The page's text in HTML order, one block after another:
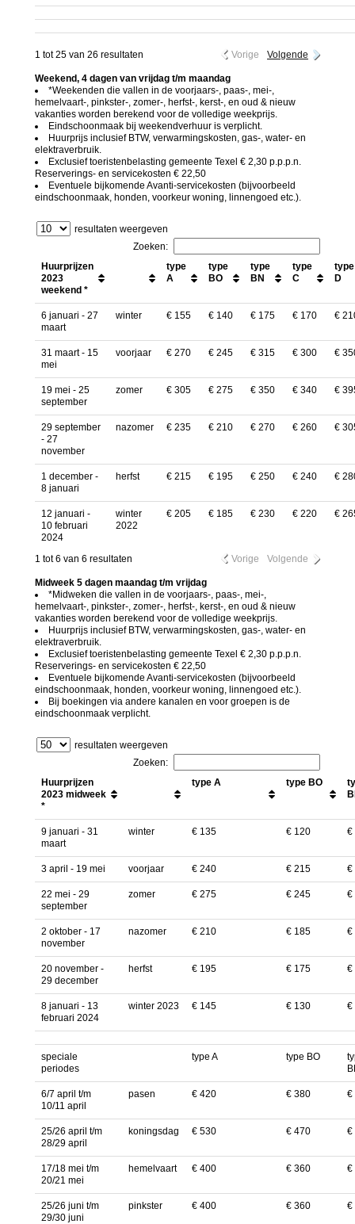
1 tot 25 van 26 resultaten Vorige Volgende
Weekend, 4 dagen van vrijdag t/m maandag
*Weekenden die vallen in de voorjaars-, paas-, mei-,
hemelvaart-, pinkster-, zomer-, herfst-, kerst-, en oud & nieuw
vakanties worden berekend voor de volledige weekprijs.
Eindschoonmaak bij weekendverhuur is verplicht.
Huurprijs inclusief BTW, verwarmingskosten, gas-, water- en
elektraverbruik.
Exclusief toeristenbelasting gemeente Texel € 2,30 p.p.p.n.
Reserverings- en servicekosten € 22,50
Eventuele bijkomende Avanti-servicekosten (bijvoorbeeld
eindschoonmaak, honden, voorkeur woning, linnengoed etc.).
resultaten weergeven
Zoeken:
Huurprijzen
2023
weekend *
type
A
type
BO
type
BN
type
C
type
D
6 januari - 27
maart
winter € 155 € 140 € 175 € 170 €
31 maart - 15
mei
voorjaar € 270 € 245 € 315 € 300 €
19 mei - 25
september
zomer € 305 € 275 € 350 € 340 €
29 september
- 27
november
nazomer € 235 € 210 € 270 € 260 €
1 december -
8 januari
herfst € 215 € 195 € 250 € 240 €
12 januari -
10 februari
2024
winter
2022
€ 205 € 185 € 230 € 220 €
1 tot 6 van 6 resultaten Vorige Volgende
Midweek 5 dagen maandag t/m vrijdag
*Midweken die vallen in de voorjaars-, paas-, mei-,
hemelvaart-, pinkster-, zomer-, herfst-, kerst-, en oud & nieuw
vakanties worden berekend voor de volledige weekprijs.
Huurprijs inclusief BTW, verwarmingskosten, gas-, water- en
elektraverbruik.
Exclusief toeristenbelasting gemeente Texel € 2,30 p.p.p.n.
Reserverings- en servicekosten € 22,50
Eventuele bijkomende Avanti-servicekosten (bijvoorbeeld
eindschoonmaak, honden, voorkeur woning, linnengoed etc.).
Bij boekingen via andere kanalen en voor groepen is de
eindschoonmaak verplicht.
resultaten weergeven
Zoeken:
Huurprijzen
2023 midweek
*
type A type BO
9 januari - 31
maart
winter € 135 € 120 €
3 april - 19 mei voorjaar € 240 € 215 €
22 mei - 29
september
zomer € 275 € 245 €
2 oktober - 17
november
nazomer € 210 € 185 €
20 november -
29 december
herfst € 195 € 175 €
8 januari - 13
februari 2024
winter 2023 € 145 € 130 €
speciale
periodes
type A type BO
6/7 april t/m
10/11 april
pasen € 420 € 380 €
25/26 april t/m
28/29 april
koningsdag € 530 € 470 €
17/18 mei t/m
20/21 mei
hemelvaart € 400 € 360 €
25/26 juni t/m
29/30 juni
pinkster € 400 € 360 €